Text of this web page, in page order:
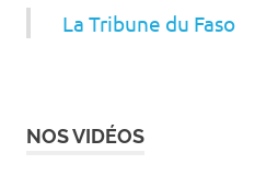
La Tribune du Faso
NOS VIDÉOS